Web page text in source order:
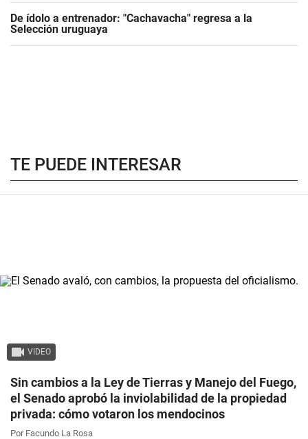
De ídolo a entrenador: "Cachavacha" regresa a la
Selección uruguaya
TE PUEDE INTERESAR
VIDEO
Sin cambios a la Ley de Tierras y Manejo del Fuego,
el Senado aprobó la inviolabilidad de la propiedad
privada: cómo votaron los mendocinos
Por Facundo La Rosa